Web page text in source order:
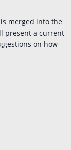
is merged into the
present a current
on how